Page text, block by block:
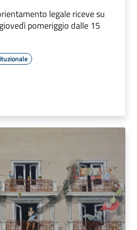
legale riceve su
pomeriggio dalle 15